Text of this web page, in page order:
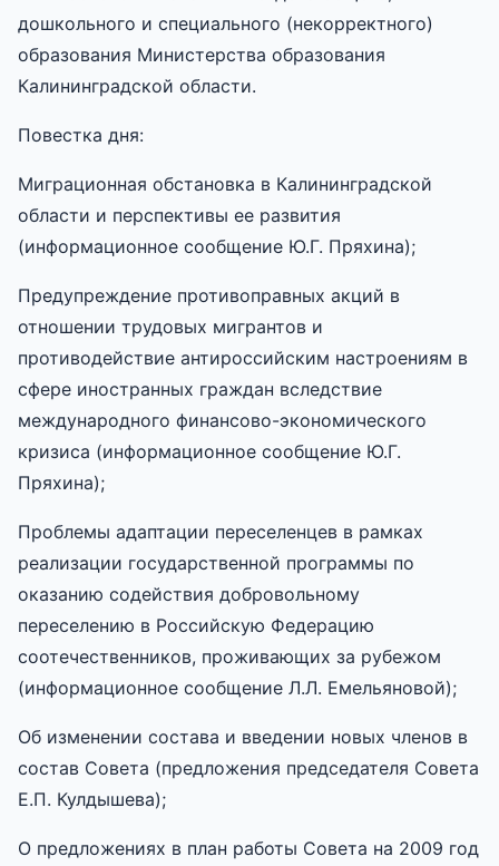
дошкольного и специального (некорректного)
образования Министерства образования
Калининградской области.
Повестка дня:
Миграционная обстановка в Калининградской
области и перспективы ее развития
(информационное сообщение Ю.Г. Пряхина);
Предупреждение противоправных акций в
отношении трудовых мигрантов и
противодействие антироссийским настроениям в
сфере иностранных граждан вследствие
международного финансово-экономического
кризиса (информационное сообщение Ю.Г.
Пряхина);
Проблемы адаптации переселенцев в рамках
реализации государственной программы по
оказанию содействия добровольному
переселению в Российскую Федерацию
соотечественников, проживающих за рубежом
(информационное сообщение Л.Л. Емельяновой);
Об изменении состава и введении новых членов в
состав Совета (предложения председателя Совета
Е.П. Кулдышева);
О предложениях в план работы Совета на 2009 год